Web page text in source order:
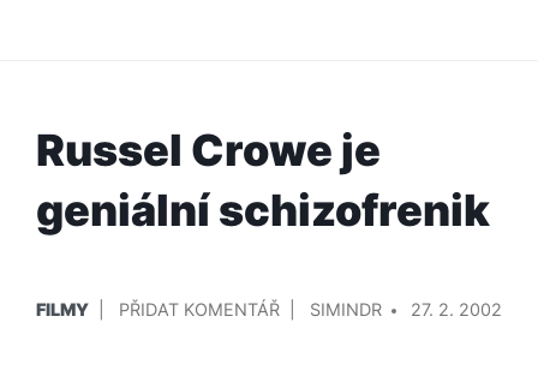
Russel Crowe je
geniální schizofrenik
V
FILMY PŘIDAT KOMENTÁŘNA
SIMINDR
27. 2. 2002